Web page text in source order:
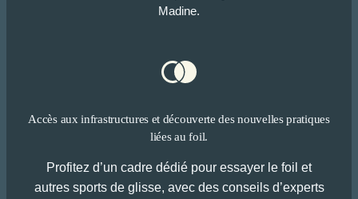
Madine.
Accès aux infrastructures et découverte des nouvelles pratiques
liées au foil.
Profitez d’un cadre dédié pour essayer le foil et
autres sports de glisse, avec des conseils d’experts